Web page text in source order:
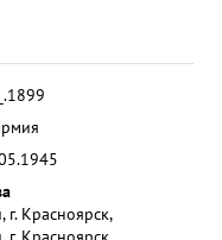
Красноярск,